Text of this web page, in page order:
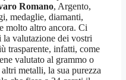
Romano, Argento,
medaglie, diamanti,
molto altro ancora. Ci
la valutazione dei vostri
trasparente, infatti, come
valutato al grammo o
metalli, la sua purezza